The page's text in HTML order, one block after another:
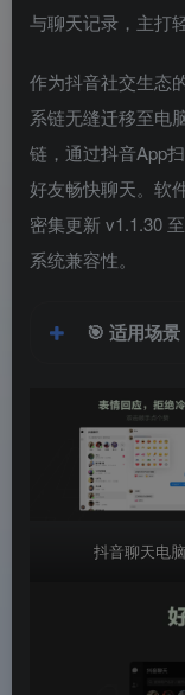
与聊天记录，主打
作为抖音社交生态
系链无缝迁移至电
链，通过抖音App
好友畅快聊天。软
密集更新 v1.1.30
系统兼容性。
🎯 适用场景
抖音聊天电